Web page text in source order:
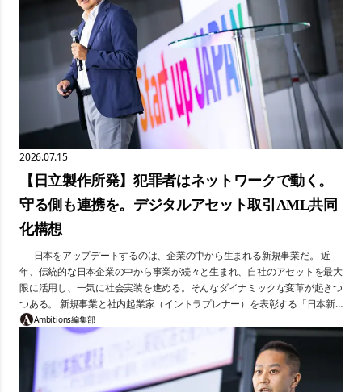
まれた日本初のレンディングに特化した エンベデッド・ファイナンスサー
ビス「マネーのランプ」。大企業の中から飛び出した叩き上げ起業家が挑
む、新たな信用のデザインとは。
2026.07.15
【日立製作所発】犯罪者はネットワークで動く。
守る側も連携を。デジタルアセット取引AML共同
化構想
──日本をアップデートするのは、企業の中から生まれる新規事業だ。 近
年、伝統的な日本企業の中から事業が続々と生まれ、自社のアセットを最大
限に活用し、一気に社会実装を進める。そんなダイナミックな変革が起きつ
つある。 新規事業と社内起業家（イントラプレナー）を表彰する「日本新
規事業大賞」が、2026年に第3回を迎えた。本連載では、最終審査のピッチ
の模様を集中連載で届ける。 今回紹介するのは、株式会社日立製作所・岸
功氏のプレゼンだ。デジタルアセット取引が世界で3,000兆円規模に拡大す
る中、金融犯罪対策（AML）の「分断された構造」を変えるべく、日立製
作所が挑む「デジタルアセット取引AML共同化構想」。犯罪者がネットワ
Ambitions編集部